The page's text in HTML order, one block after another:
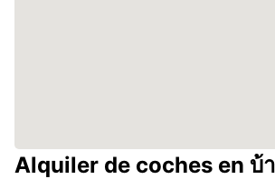
Alquiler de coches en บ้